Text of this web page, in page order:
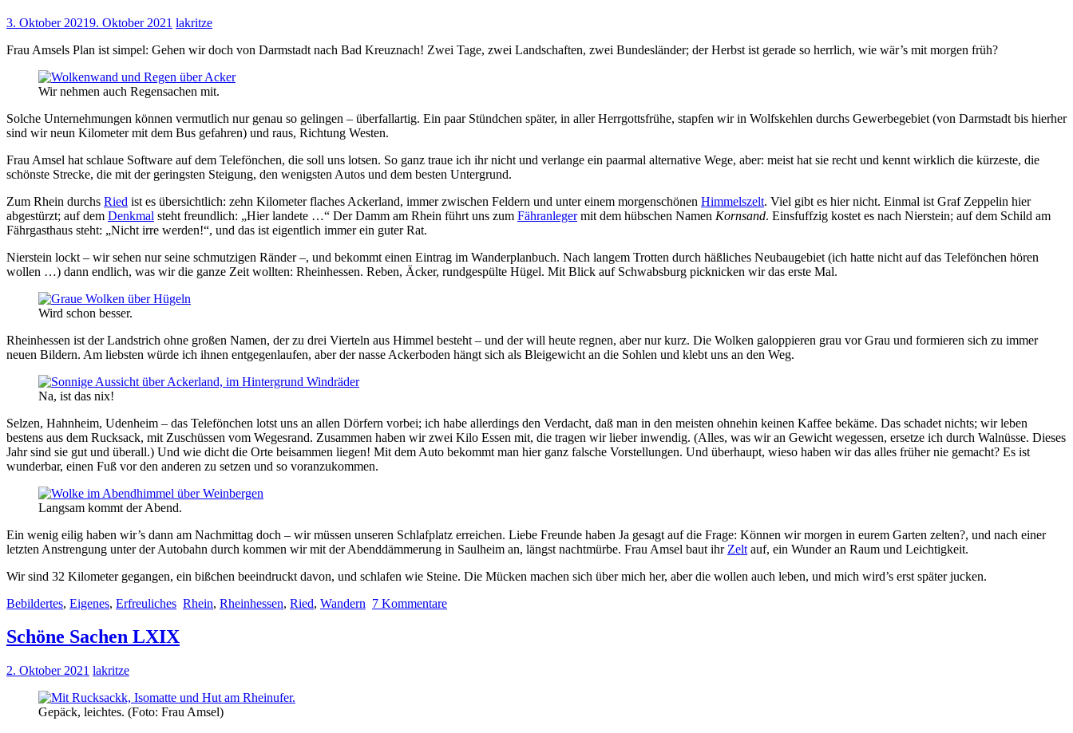
3. Oktober 20219. Oktober 2021 lakritze
Frau Amsels Plan ist simpel: Gehen wir doch von Darmstadt nach Bad Kreuznach! Zwei Tage, zwei Landschaften, zwei Bundesländer; der Herbst ist gerade so herrlich, wie wär’s mit morgen früh?
Wir nehmen auch Regensachen mit.
Solche Unternehmungen können vermutlich nur genau so gelingen – überfallartig. Ein paar Stündchen später, in aller Herrgottsfrühe, stapfen wir in Wolfskehlen durchs Gewerbegebiet (von Darmstadt bis hierher
sind wir neun Kilometer mit dem Bus gefahren) und raus, Richtung Westen.
Frau Amsel hat schlaue Software auf dem Telefönchen, die soll uns lotsen. So ganz traue ich ihr nicht und verlange ein paarmal alternative Wege, aber: meist hat sie recht und kennt wirklich die kürzeste, die
schönste Strecke, die mit der geringsten Steigung, den wenigsten Autos und dem besten Untergrund.
Zum Rhein durchs Ried ist es übersichtlich: zehn Kilometer flaches Ackerland, immer zwischen Feldern und unter einem morgenschönen Himmelszelt. Viel gibt es hier nicht. Einmal ist Graf Zeppelin hier
abgestürzt; auf dem Denkmal steht freundlich: „Hier landete …“ Der Damm am Rhein führt uns zum Fähranlegermit dem hübschen Namen Kornsand. Einsfuffzig kostet es nach Nierstein; auf dem Schild am
Fährgasthaus steht: „Nicht irre werden!“, und das ist eigentlich immer ein guter Rat.
Nierstein lockt – wir sehen nur seine schmutzigen Ränder –, und bekommt einen Eintrag im Wanderplanbuch. Nach langem Trotten durch häßliches Neubaugebiet (ich hatte nicht auf das Telefönchen hören
wollen …) dann endlich, was wir die ganze Zeit wollten: Rheinhessen. Reben, Äcker, rundgespülte Hügel. Mit Blick auf Schwabsburg picknicken wir das erste Mal.
Wird schon besser.
Rheinhessen ist der Landstrich ohne großen Namen, der zu drei Vierteln aus Himmel besteht – und der will heute regnen, aber nur kurz. Die Wolken galoppieren grau vor Grau und formieren sich zu immer
neuen Bildern. Am liebsten würde ich ihnen entgegenlaufen, aber der nasse Ackerboden hängt sich als Bleigewicht an die Sohlen und klebt uns an den Weg.
Na, ist das nix!
Selzen, Hahnheim, Udenheim – das Telefönchen lotst uns an allen Dörfern vorbei; ich habe allerdings den Verdacht, daß man in den meisten ohnehin keinen Kaffee bekäme. Das schadet nichts; wir leben
bestens aus dem Rucksack, mit Zuschüssen vom Wegesrand. Zusammen haben wir zwei Kilo Essen mit, die tragen wir lieber inwendig. (Alles, was wir an Gewicht wegessen, ersetze ich durch Walnüsse. Dieses
Jahr sind sie gut und überall.) Und wie dicht die Orte beisammen liegen! Mit dem Auto bekommt man hier ganz falsche Vorstellungen. Und überhaupt, wieso haben wir das alles früher nie gemacht? Es ist
wunderbar, einen Fuß vor den anderen zu setzen und so voranzukommen.
Langsam kommt der Abend.
Ein wenig eilig haben wir’s dann am Nachmittag doch – wir müssen unseren Schlafplatz erreichen. Liebe Freunde haben Ja gesagt auf die Frage: Können wir morgen in eurem Garten zelten?, und nach einer
letzten Anstrengung unter der Autobahn durch kommen wir mit der Abenddämmerung in Saulheim an, längst nachtmürbe. Frau Amsel baut ihr Zelt auf, ein Wunder an Raum und Leichtigkeit.
Wir sind 32 Kilometer gegangen, ein bißchen beeindruckt davon, und schlafen wie Steine. Die Mücken machen sich über mich her, aber die wollen auch leben, und mich wird’s erst später jucken.
Bebildertes, Eigenes, Erfreuliches Rhein, Rheinhessen, Ried, Wandern 7 Kommentare
Schöne Sachen LXIX
2. Oktober 2021 lakritze
Gepäck, leichtes. (Foto: Frau Amsel)